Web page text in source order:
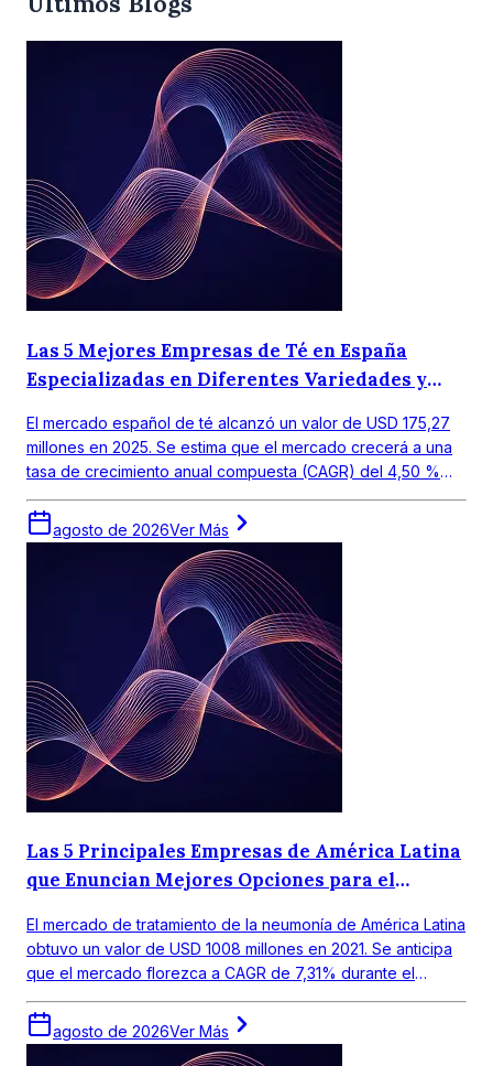
Las 5 Mejores Empresas de Té en España
Especializadas en Diferentes Variedades y
El mercado español de té alcanzó un valor de USD 175,27
millones en 2025. Se estima que el mercado crecerá a una
tasa de crecimiento anual compuesta (CAGR) del 4,50 %
entre 2026 y 2035, para alcanzar un valor de USD 272,19
millones en 2035.
agosto de 2026Ver Más
Las 5 Principales Empresas de América Latina
que Enuncian Mejores Opciones para el
El mercado de tratamiento de la neumonía de América Latina
obtuvo un valor de USD 1008 millones en 2021. Se anticipa
que el mercado florezca a CAGR de 7,31% durante el
periodo de pronóstico 2022-2027.
agosto de 2026Ver Más